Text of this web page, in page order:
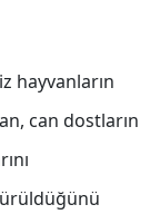
hayvanların
can dostların